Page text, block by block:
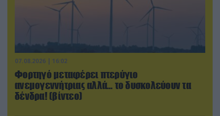
07.08.2026 | 16:02
Φορτηγό μεταφέρει πτερύγιο
ανεμογεννήτριας αλλά… το δυσκολεύουν τα
δένδρα! (βίντεο)